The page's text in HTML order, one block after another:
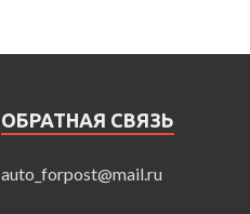
ОБРАТНАЯ СВЯЗЬ
auto_forpost@mail.ru